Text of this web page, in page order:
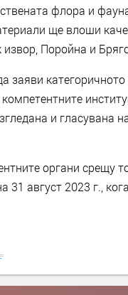
флора и
ще влоши
Поройна и
заяви
и гласувана
органи срещу
август 2023 г.,